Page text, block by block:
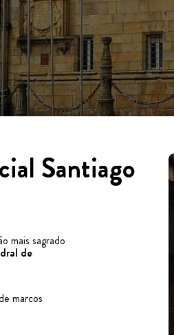
Santiago
mais sagrado
de
marcos